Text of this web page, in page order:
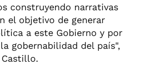
construyendo narrativas
el objetivo de generar
a este Gobierno y por
gobernabilidad del país",